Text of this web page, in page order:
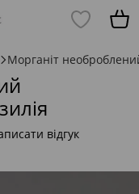
Морганіт
відгук